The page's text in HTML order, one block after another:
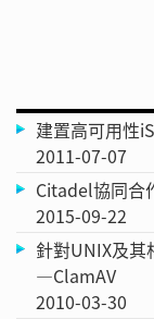
建置高可用性
2011-07-07
Citadel協同合
2015-09-22
針對UNIX及
—ClamAV
2010-03-30